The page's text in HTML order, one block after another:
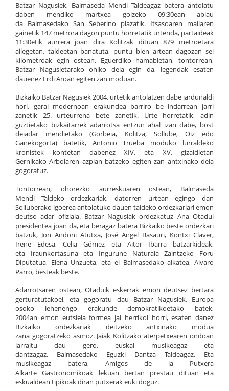
Batzar Nagusiek, Balmaseda Mendi Taldeagaz batera antolatu
daben mendiko martxea goizeko 09:30ean abiau
da Balmasedako San Seberino plazatik. Itsasoaren mailaren
gainetik 147 metrora dagon puntu horretatik urtenda, partaideak
11:30etik aurrera joan dira Kolitzak dituan 879 metroetara
ailegetan, taldeetan banatuta, puntu bien artean dagozan sei
kilometroak egin ostean. Eguerdiko hamabietan, tontorrean,
Batzar Nagusietarako ohiko deia egin da, legendak esaten
dauenez Erdi Aroan egiten zan moduan.
Bizkaiko Batzar Nagusiek 2004. urtetik antolatzen dabe jardunaldi
hori, garai modernoan erakundea barriro be indarrean jarri
zanetik 25. urteurrena bete zanetik. Urte horretatik, adin
guztietako bizkaitarrek adarrotsa entzun ahal izan dabe, bost
deiadar mendietako (Gorbeia, Kolitza, Sollube, Oiz edo
Ganekogorta) batetik, Antonio Trueba moduko lurraldeko
kronistek kontetan dabenez XIV. eta XV. gizaldietan
Gernikako Arbolaren azpian batzeko egiten zan antxinako deia
gogoratuz.
Tontorrean, ohorezko aurreskuaren ostean, Balmaseda
Mendi Taldeko ordezkariak, datorren urtean egingo dan
Solluberako igoerea antolatuko dauen taldeko ordezkariari emon
deutso adar ofiziala. Batzar Nagusiak ordezkatuz Ana Otadui
presidentea joan da, eta beragaz batera Bizkaiko beste ordezkari
batzuk, Jon Andoni Atutxa, José Angel Basauri, Kontxi Claver,
Irene Edesa, Celia Gómez eta Aitor Ibarra batzarkideak,
eta Iraunkortasuna eta Ingurune Naturala Zaintzeko Foru
Diputatua, Elena Unzueta, eta el Balmasedako alkatea, Alvaro
Parro, besteak beste.
Adarrotsaren ostean, Otaduik eskerrak emon deutsez bertara
gerturatutakoei, eta gogoratu dau Batzar Nagusiek, Europa
osoko lehenengo erakunde demokratikoetako batek,
2004an emon eutsiela formea jai herrikoi horri, esaten danez
Bizkaiko ordezkariak deitzeko antxinako modua
zana gogoratzeko asmoz. Jaiak Kolitzako aterpetxearen ondoan
jarraitu dau gero, euskal musikeagaz eta
dantzagaz, Balmasedako Eguzki Dantza Taldeagaz. Eta
musikeagaz batera, Amigos de la Putxera
Alkarte Gastronomikoak lekuan bertan prestau dituan eta
eskualdean tipikoak diran putxerak euki doguz.